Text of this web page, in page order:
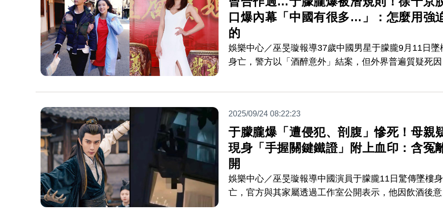
口爆內幕「中國有很多…」：怎麼用強
的
娛樂中心／巫旻璇報導37歲中國男星于朦朧9月11日墜
身亡，警方以「酒醉意外」結案，但外界普遍質疑死因
藝圈潛規則現象與自身經驗。
2025/09/24 08:22:23
于朦朧爆「遭侵犯、剖腹」慘死！母親
現身「手握關鍵鐵證」附上血印：含冤
開
娛樂中心／巫旻璇報導中國演員于朦朧11日驚傳墜樓身
亡，官方與其家屬透過工作室公開表示，他因飲酒後意